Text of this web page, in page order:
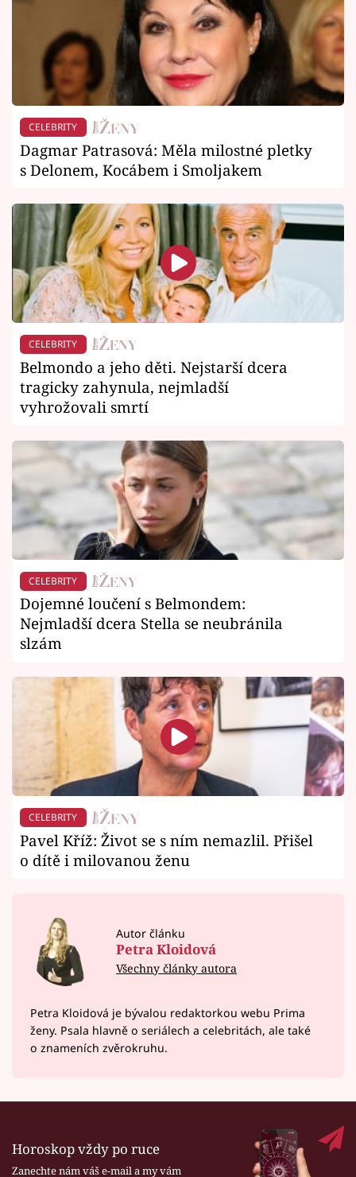
CELEBRITY
Dagmar Patrasová: Měla milostné pletky
s Delonem, Kocábem i Smoljakem
CELEBRITY
Belmondo a jeho děti. Nejstarší dcera
tragicky zahynula, nejmladší
vyhrožovali smrtí
CELEBRITY
Dojemné loučení s Belmondem:
Nejmladší dcera Stella se neubránila
slzám
CELEBRITY
Pavel Kříž: Život se s ním nemazlil. Přišel
o dítě i milovanou ženu
Autor článku
Petra Kloidová
Všechny články autora
Petra Kloidová je bývalou redaktorkou webu Prima
ženy. Psala hlavně o seriálech a celebritách, ale také
o znameních zvěrokruhu.
Horoskop vždy po ruce
Zanechte nám váš e-mail a my vám